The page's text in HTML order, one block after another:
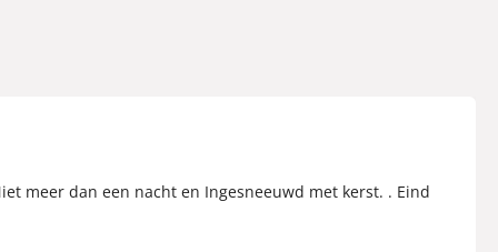
meer dan een nacht en Ingesneeuwd met kerst. . Eind